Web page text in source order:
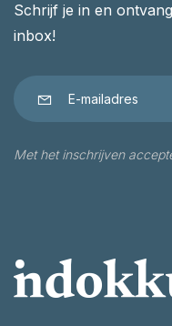
Schrijf je in en
inbox!
Met het inschrijven